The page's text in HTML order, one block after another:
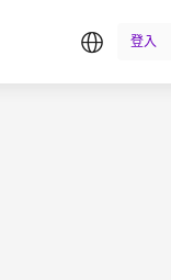
繁中登入